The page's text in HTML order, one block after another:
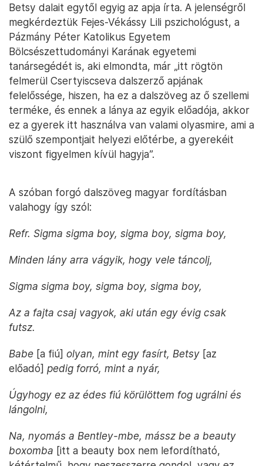
Betsy dalait egytől egyig az apja írta. A jelenségről
megkérdeztük Fejes-Vékássy Lili pszichológust, a
Pázmány Péter Katolikus Egyetem
Bölcsészettudományi Karának egyetemi
tanársegédét is, aki elmondta, már „itt rögtön
felmerül Csertyiscseva dalszerző apjának
felelőssége, hiszen, ha ez a dalszöveg az ő szellemi
terméke, és ennek a lánya az egyik előadója, akkor
ez a gyerek itt használva van valami olyasmire, ami a
szülő szempontjait helyezi előtérbe, a gyerekéit
viszont figyelmen kívül hagyja”.
A szóban forgó dalszöveg magyar fordításban
valahogy így szól:
Refr. Sigma sigma boy, sigma boy, sigma boy,
Minden lány arra vágyik, hogy vele táncolj,
Sigma sigma boy, sigma boy, sigma boy,
Az a fajta csaj vagyok, aki után egy évig csak
futsz.
Babe [a fiú] olyan, mint egy fasírt, Betsy [az
előadó] pedig forró, mint a nyár,
Úgyhogy ez az édes fiú körülöttem fog ugrálni és
lángolni,
Na, nyomás a Bentley-mbe, mássz be a beauty
boxomba [itt a beauty box nem lefordítható,